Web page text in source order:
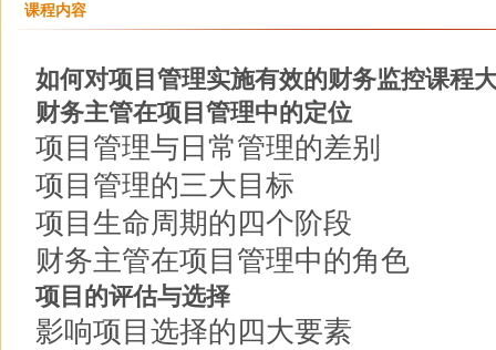
课程内容
如何对项目管理实施有效的财务监控课程
财务主管在项目管理中的定位
项目管理与日常管理的差别
项目管理的三大目标
项目生命周期的四个阶段
财务主管在项目管理中的角色
项目的评估与选择
影响项目选择的四大要素